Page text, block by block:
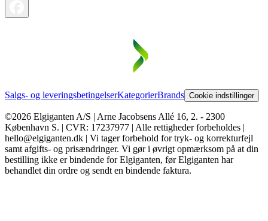
Salgs- og leveringsbetingelserKategorierBrands Cookie indstillinger
©2026 Elgiganten A/S | Arne Jacobsens Allé 16, 2. - 2300
København S. | CVR: 17237977 | Alle rettigheder forbeholdes |
hello@elgiganten.dk | Vi tager forbehold for tryk- og korrekturfejl
samt afgifts- og prisændringer. Vi gør i øvrigt opmærksom på at din
bestilling ikke er bindende for Elgiganten, før Elgiganten har
behandlet din ordre og sendt en bindende faktura.